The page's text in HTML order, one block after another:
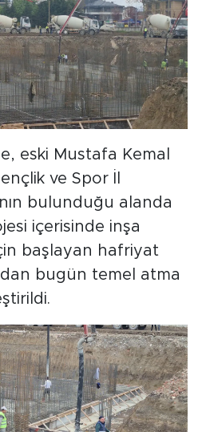
eski Mustafa Kemal
ve Spor İl
bulunduğu alanda
içerisinde inşa
başlayan hafriyat
bugün temel atma